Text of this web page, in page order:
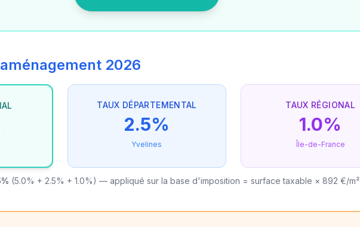
2026
TAUX DÉPARTEMENTAL
2.5%
Yvelines
TAUX RÉGIONAL
1.0%
Île-de-France
(5.0% + 2.5% + 1.0%) — appliqué sur la base d'imposition = surface taxable × 892 €/m²